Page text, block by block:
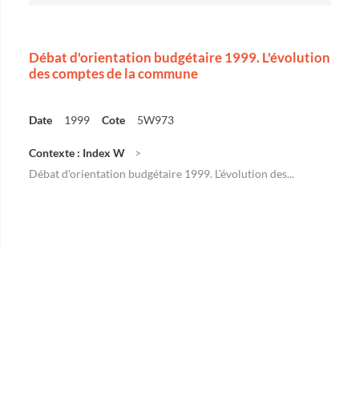
Débat d'orientation budgétaire 1999. L'évolution
des comptes de la commune
Date 1999 Cote 5W973
Contexte : Index W
Débat d'orientation budgétaire 1999. L'évolution des...